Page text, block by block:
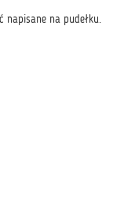
napisane na pudełku.